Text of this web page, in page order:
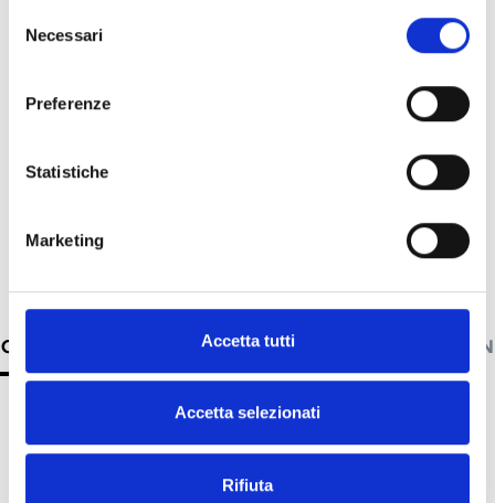
delNecessari
Preferenze
Statistiche
Marketing
Accetta tutti
Accetta selezionati
Rifiuta
extérieur à montage mural,
CARACTÉRISTIQUES TECHNIQUES DOCUMENTATION
Caractéristiques techniques